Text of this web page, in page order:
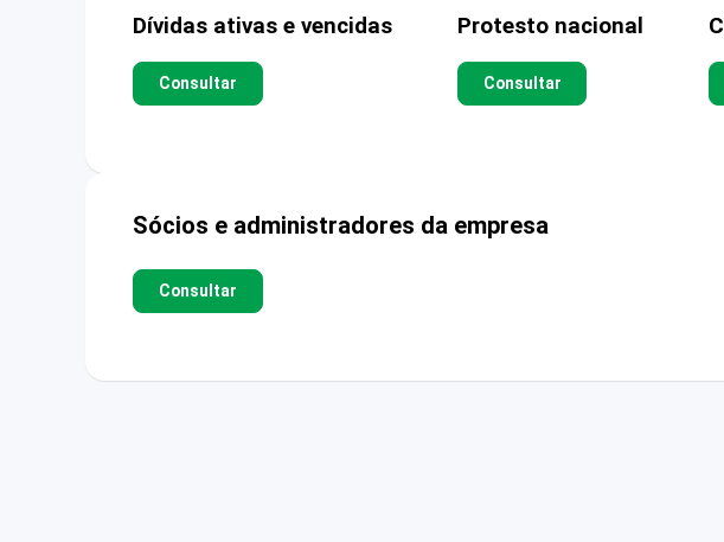
Dívidas ativas e vencidas
Consultar
Protesto nacional
Consultar
Sócios e administradores da empresa
Consultar